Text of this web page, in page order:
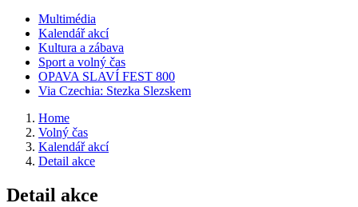
Multimédia
Kalendář akcí
Kultura a zábava
Sport a volný čas
OPAVA SLAVÍ FEST 800
Via Czechia: Stezka Slezskem
Home
Volný čas
Kalendář akcí
Detail akce
Detail akce